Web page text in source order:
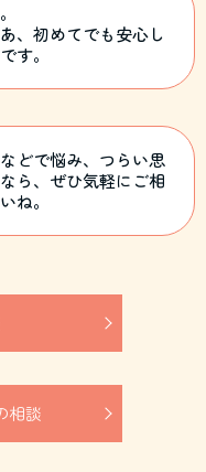
、初めてでも安心し
す。
どで悩み、つらい思
ら、ぜひ気軽にご相
ね。
相談